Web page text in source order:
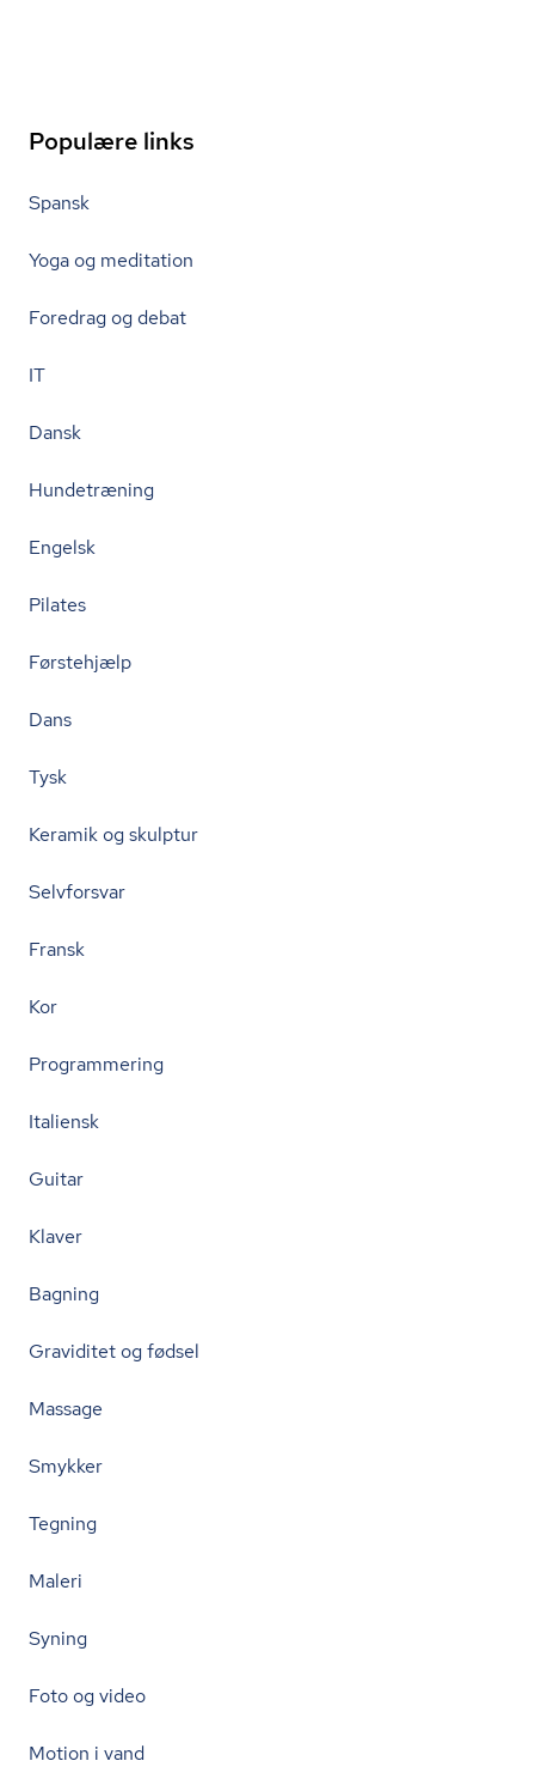
Populære links
Spansk
Yoga og meditation
Foredrag og debat
IT
Dansk
Hundetræning
Engelsk
Pilates
Førstehjælp
Dans
Tysk
Keramik og skulptur
Selvforsvar
Fransk
Kor
Programmering
Italiensk
Guitar
Klaver
Bagning
Graviditet og fødsel
Massage
Smykker
Tegning
Maleri
Syning
Foto og video
Motion i vand